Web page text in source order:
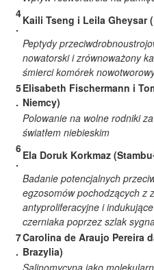
4
.
Kaili Tseng i Leila Gheysar
Peptydy
nowatorski i zrównoważony
śmierci komórek
5
.
Elisabeth Fischermann i
Niemcy)
Polowanie na wolne rodniki
światłem niebieskim
6
.
Ela Doruk Korkmaz
Badanie potencjalnych
egzosomów pochodzących z
antyproliferacyjne i
czerniaka poprzez szlak
7
.
Carolina de Araujo Pereira
Brazylia)
Salinomycyna jako